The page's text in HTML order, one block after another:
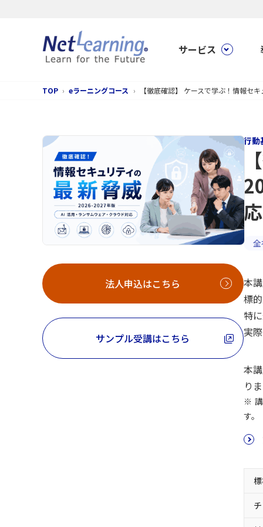
サービス
TOP eラーニングコース 【徹底確認】 ケースで学ぶ！情報セ
法人申込はこちら
サンプル受講はこちら
行動
本
標
特
実
本
り
す。